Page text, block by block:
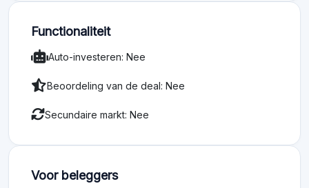
Functionaliteit
Auto-investeren: Nee
Beoordeling van de deal: Nee
Secundaire markt: Nee
Voor beleggers